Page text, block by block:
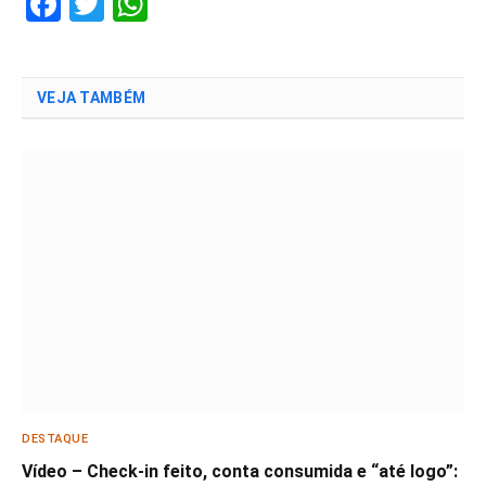
VEJA TAMBÉM
DESTAQUE
Vídeo – Check-in feito, conta consumida e “até logo”: